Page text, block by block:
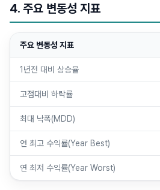
4. 주요 변동성 지표
주요 변동성 지표
1년전 대비 상승율
고점대비 하락률
최대 낙폭(MDD)
연 최고 수익률(Year Best)
연 최저 수익률(Year Worst)